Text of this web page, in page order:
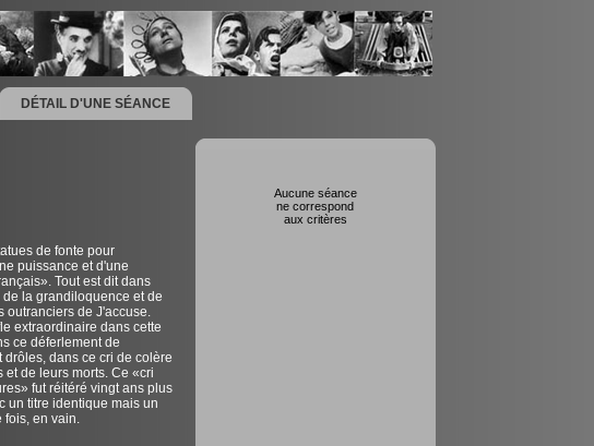
DÉTAIL D'UNE SÉANCE
de fonte pour
puissance et d'une
Tout est dit dans
la grandiloquence et de
outranciers de J'accuse.
extraordinaire dans cette
ce déferlement de
dans ce cri de colère
de leurs morts. Ce «cri
fut réitéré vingt ans plus
un titre identique mais un
fois, en vain.
Aucune séance
ne correspond
aux critères